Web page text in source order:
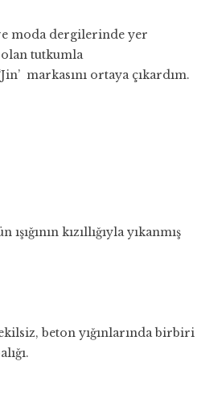
moda dergilerinde yer
tutkumla
markasını ortaya çıkardım.
kızıllığıyla yıkanmış
beton yığınlarında birbiri